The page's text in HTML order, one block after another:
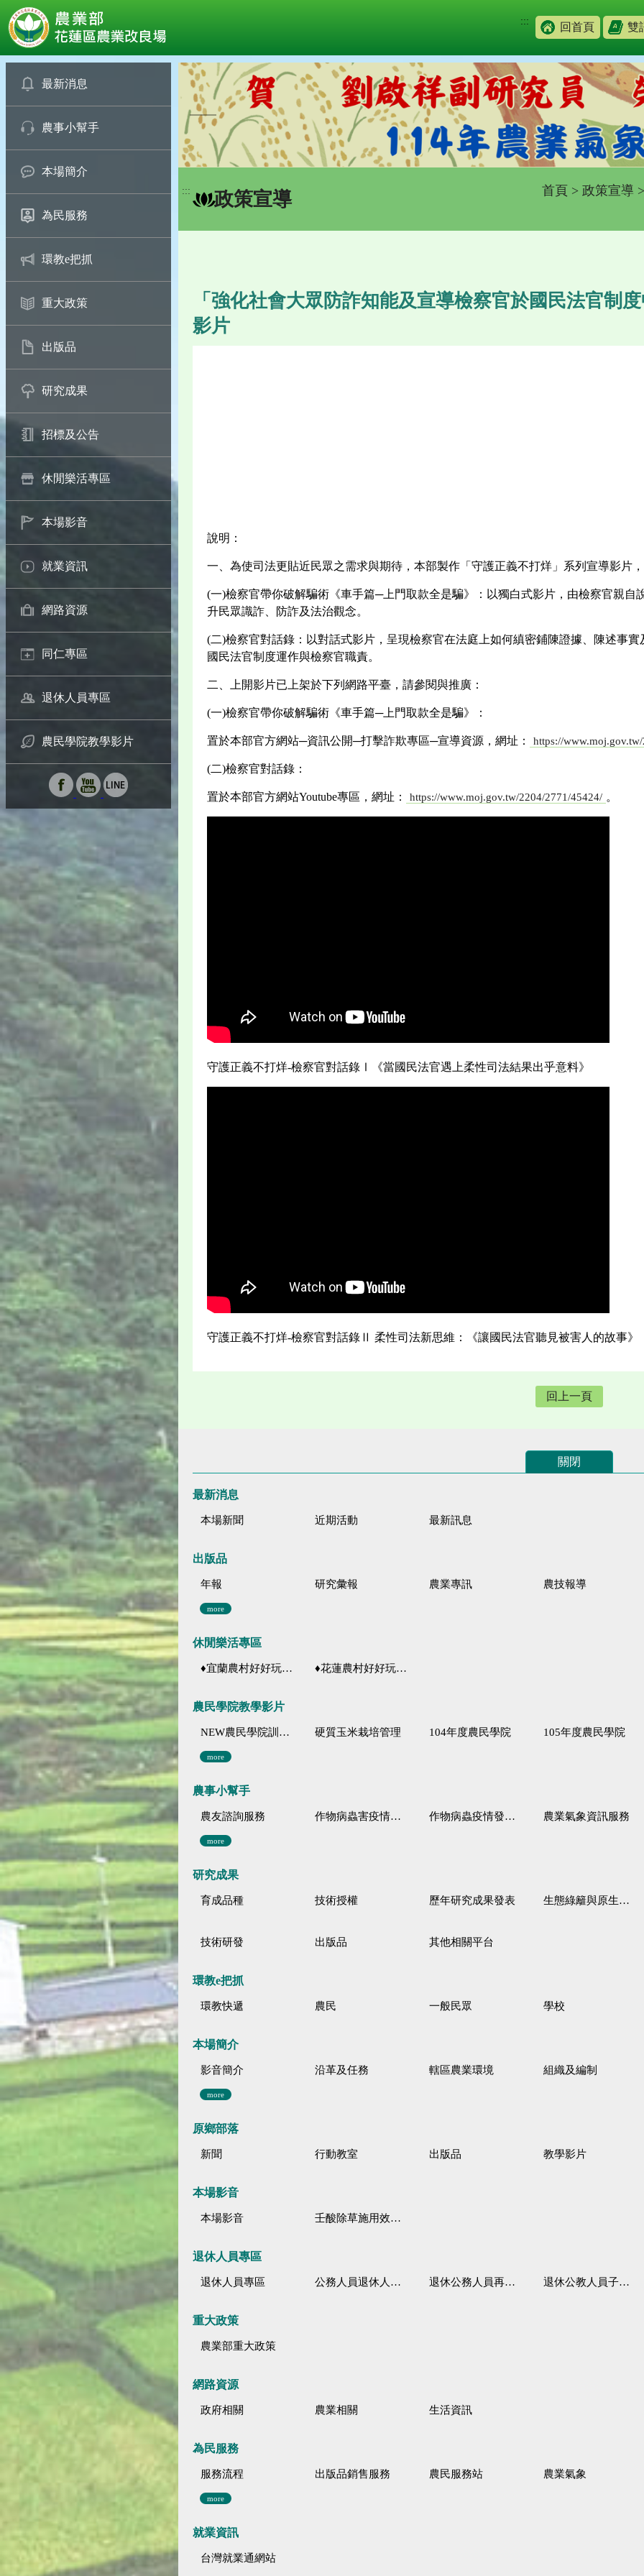
::: 回首頁 雙
最新消息
農事小幫手
本場簡介
為民服務
環教e把抓
重大政策
出版品
研究成果
招標及公告
休閒樂活專區
本場影音
就業資訊
網路資源
同仁專區
退休人員專區
農民學院教學影片
::: 政策宣導 首頁 > 政策宣導
「強化社會大眾防詐知能及宣導檢察官於國民法官制
影片
說明：
一、為使司法更貼近民眾之需求與期待，本部製作「守護正義不打烊」系列宣導影片
(一)檢察官帶你破解騙術《車手篇─上門取款全是騙》：以獨白式影片，由檢察官親
升民眾識詐、防詐及法治觀念。
(二)檢察官對話錄：以對話式影片，呈現檢察官在法庭上如何縝密鋪陳證據、陳述事
國民法官制度運作與檢察官職責。
二、上開影片已上架於下列網路平臺，請參閱與推廣：
(一)檢察官帶你破解騙術《車手篇─上門取款全是騙》：
置於本部官方網站─資訊公開─打擊詐欺專區─宣導資源，網址： https://
(二)檢察官對話錄：
置於本部官方網站Youtube專區，網址： https://www.moj.gov.tw/2204/2771/45424/ 。
守護正義不打烊-檢察官對話錄Ⅰ《當國民法官遇上柔性司法結果出乎意料》
守護正義不打烊-檢察官對話錄Ⅱ 柔性司法新思維：《讓國民法官聽見被害人的故事》
回上一頁
關閉
最新消息
本場新聞 近期活動 最新訊息
出版品
年報 研究彙報 農業專訊 農技報導
more
休閒樂活專區
♦宜蘭農村好好玩 ♦「農、藝、山、水」四條遊程推薦 ♦花蓮農村好好玩♦「原、生、慢、活」四條遊程推薦
農民學院教學影片
NEW農民學院訓練影音分類 硬質玉米栽培管理 104年度農民學院 105年度農民學院
more
農事小幫手
農友諮詢服務 作物病蟲害疫情警報 作物病蟲疫情發生預測 農業氣象資訊服務
more
研究成果
育成品種 技術授權 歷年研究成果發表 生態綠籬與原生野花植生毯
技術研發 出版品 其他相關平台
環教e把抓
環教快遞 農民 一般民眾 學校
本場簡介
影音簡介 沿革及任務 轄區農業環境 組織及編制
more
原鄉部落
新聞 行動教室 出版品 教學影片
本場影音
本場影音 壬酸除草施用效果觀察
退休人員專區
退休人員專區 公務人員退休人員法施行細則 退休公務人員再任職務 退休公教人員子女教育補助規定
重大政策
農業部重大政策
網路資源
政府相關 農業相關 生活資訊
為民服務
服務流程 出版品銷售服務 農民服務站 農業氣象
more
就業資訊
台灣就業通網站